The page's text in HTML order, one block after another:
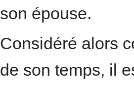
son épouse.
Considéré alors
de son temps, il